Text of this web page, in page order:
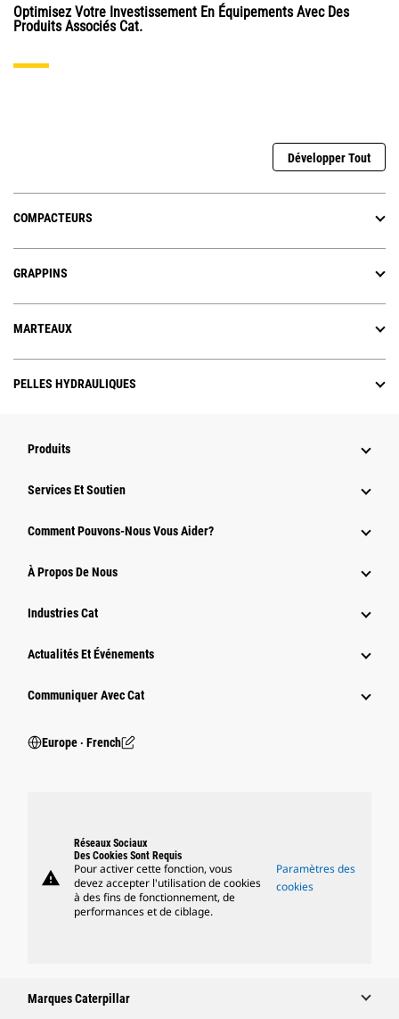
Optimisez Votre Investissement En Équipements Avec Des
Produits Associés Cat.
Développer Tout
COMPACTEURS
GRAPPINS
MARTEAUX
PELLES HYDRAULIQUES
Produits
Services Et Soutien
Comment Pouvons-Nous Vous Aider?
À Propos De Nous
Industries Cat
Actualités Et Événements
Communiquer Avec Cat
Europe ‧ French
warning
Réseaux Sociaux
Des Cookies Sont Requis
Pour activer cette fonction, vous
devez accepter l'utilisation de cookies
à des fins de fonctionnement, de
performances et de ciblage.
Paramètres des
cookies
Marques Caterpillar